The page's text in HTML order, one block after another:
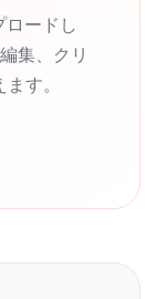
ードし
集、クリ
す。